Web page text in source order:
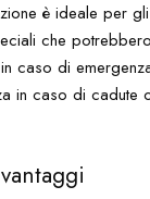
è ideale per
che
caso di
in caso di cadute